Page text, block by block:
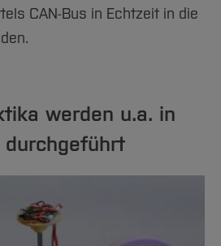
CAN-Bus in Echtzeit in die
werden u.a. in
durchgeführt